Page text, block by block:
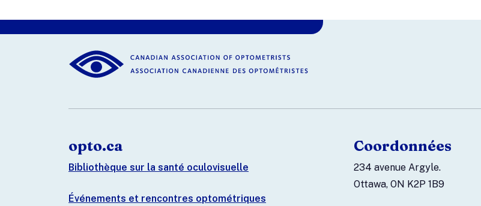
opto.ca
Bibliothèque sur la santé oculovisuelle
Événements et rencontres optométriques
Coordonnées
234 avenue Argyle.
Ottawa, ON K2P 1B9